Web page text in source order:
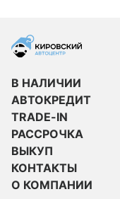
В НАЛИЧИИ
АВТОКРЕДИТ
TRADE-IN
РАССРОЧКА
ВЫКУП
КОНТАКТЫ
О КОМПАНИИ